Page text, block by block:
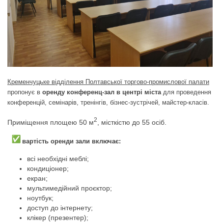
Кременчуцьке відділення Полтавської торгово-промислової палати
пропонує в оренду конференц-зал в центрі містадля проведення
конференцій, семінарів, тренінгів, бізнес-зустрічей, майстер-класів.
Приміщення площею 50 м2 , місткістю до 55 осіб.
вартість оренди зали включає:
всі необхідні меблі;
кондиціонер;
екран;
мультимедійний проєктор;
ноутбук;
доступ до інтернету;
клікер (презентер);